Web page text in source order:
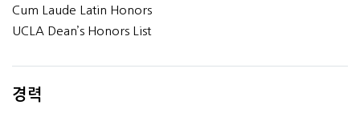
Cum Laude Latin Honors
UCLA Dean’s Honors List
경력